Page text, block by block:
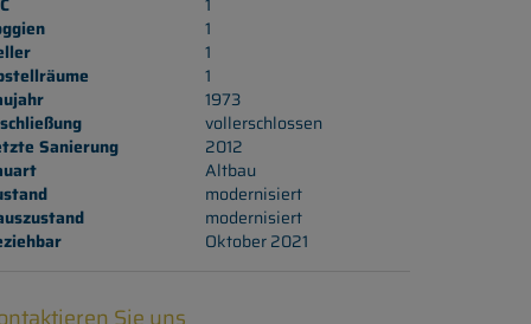
1
1
1
1973
vollerschlossen
Sanierung
2012
Altbau
modernisiert
modernisiert
Oktober 2021